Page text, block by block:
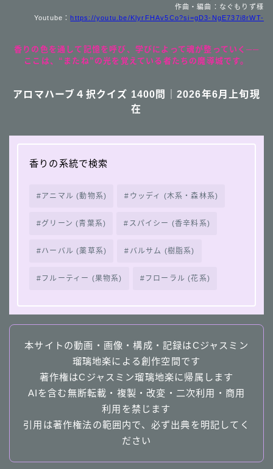
作曲・編曲：なぐもりず様
Youtube：https://youtu.be/KlyrFHAv5Co?si=gD3-NgE737i8rWT-
香りの色を通して記憶を呼び、学びによって魂が整っていく──
ここは、“またね”の光を覚えている者たちの魔導城です。
アロマハーブ４択クイズ 1400問｜2026年6月上旬現
在
香りの系統で検索
アニマル (動物系) ウッディ (木系・森林系)
グリーン (青葉系) スパイシー (香辛料系)
ハーバル (薬草系) バルサム (樹脂系)
フルーティー (果物系) フローラル (花系)
本サイトの動画・画像・構成・記録はCジャスミン
瑠璃地楽による創作空間です
著作権はCジャスミン瑠璃地楽に帰属します
AIを含む無断転載・複製・改変・二次利用・商用
利用を禁じます
引用は著作権法の範囲内で、必ず出典を明記してく
ださい